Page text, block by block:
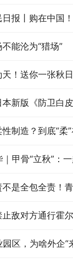
报丨购在中国
能沦为“猎场”
天！送你一张秋
本新版《防卫白
制造？到底“柔”
甲骨“立秋”：
是全包全责！
敌对方通行霍
区，为啥外企“